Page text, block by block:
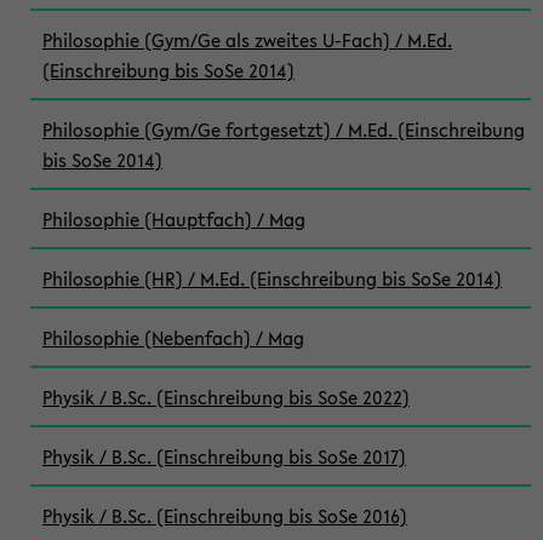
Philosophie (Gym/Ge als zweites U-Fach) / M.Ed.
(Einschreibung bis SoSe 2014)
Philosophie (Gym/Ge fortgesetzt) / M.Ed. (Einschreibung
bis SoSe 2014)
Philosophie (Hauptfach) / Mag
Philosophie (HR) / M.Ed. (Einschreibung bis SoSe 2014)
Philosophie (Nebenfach) / Mag
Physik / B.Sc. (Einschreibung bis SoSe 2022)
Physik / B.Sc. (Einschreibung bis SoSe 2017)
Physik / B.Sc. (Einschreibung bis SoSe 2016)